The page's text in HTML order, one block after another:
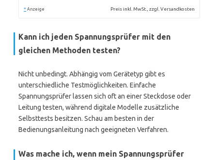
* Anzeige Preis inkl. MwSt., zzgl. Versandkosten
Kann ich jeden Spannungsprüfer mit den
gleichen Methoden testen?
Nicht unbedingt. Abhängig vom Gerätetyp gibt es
unterschiedliche Testmöglichkeiten. Einfache
Spannungsprüfer lassen sich oft an einer Steckdose oder
Leitung testen, während digitale Modelle zusätzliche
Selbsttests besitzen. Schau am besten in der
Bedienungsanleitung nach geeigneten Verfahren.
Was mache ich, wenn mein Spannungsprüfer